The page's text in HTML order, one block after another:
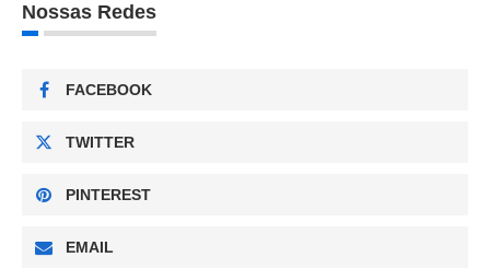
Nossas Redes
FACEBOOK
TWITTER
PINTEREST
EMAIL